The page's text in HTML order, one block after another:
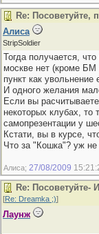
Re: Посоветуйте,
Алиса
StripSoldier
Тогда получается,
москве нет (кроме БМ
пункт как увольнение
И одного желания
Если вы
некоторых клубах,
самопрезентации у
Кстати, вы в курсе,
Что за "Кошка"? уж
Алиса; 27/08/2009
Re: Посоветуйте-
[Re: Dreamka ;)]
Лаунж